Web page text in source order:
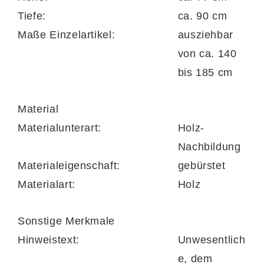
gestalten können.
Tiefe:
ca. 90 cm
Maße Einzelartikel:
ausziehbar
von ca. 140
bis 185 cm
Material
Materialunterart:
Holz-
Nachbildung
Materialeigenschaft:
gebürstet
Materialart:
Holz
Sonstige Merkmale
Hinweistext:
Unwesentlich
e, dem